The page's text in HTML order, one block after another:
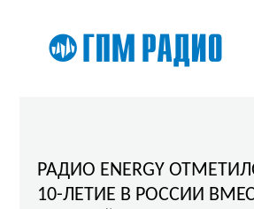
РАДИО ENERGY
10-ЛЕТИЕ В РОССИИ